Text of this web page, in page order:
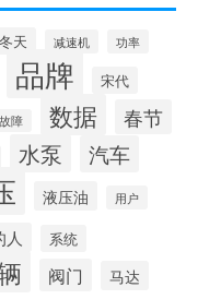
冬天 减速机 功率
品牌 宋代
故障 数据 春节
水泵 汽车
液压油 用户
人 系统
阀门 马达